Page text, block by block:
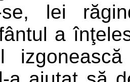
se, lei
a